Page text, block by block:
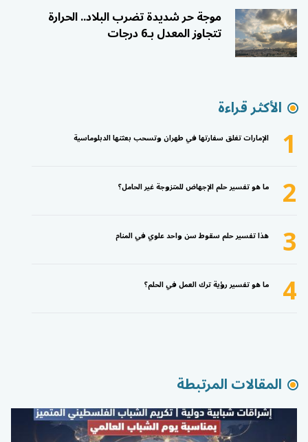
موجة حر شديدة تضرب البلاد.. الحرارة
تتجاوز المعدل بـ6 درجات
الأكثر قراءة
1 الإمارات تغلق سفارتها في طهران وتسحب بعثتها الدبلوماسية
2 ما هو تفسير حلم الإجهاض للمتزوجة غير الحامل؟
3 هذا تفسير حلم سقوط سن واحد علوي في المنام
4 ما هو تفسير رؤية ترك العمل في الحلم؟
المقالات المرتبطة